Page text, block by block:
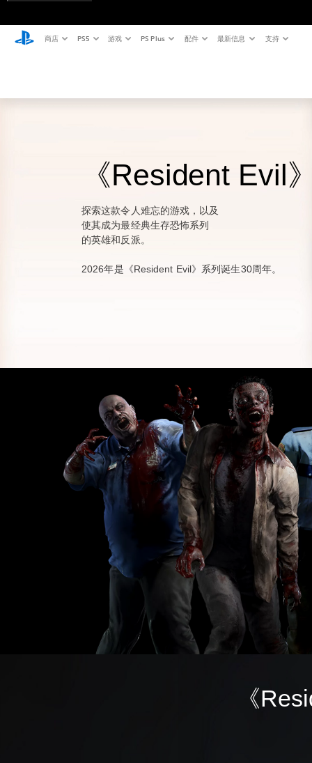
商店 PS5 游戏 PS Plus 配件 最新信息 支持
《Resident Evil
探索这款令人难忘的游戏，以及
使其成为最经典生存恐怖系列
的英雄和反派。
2026年是《Resident Evil》系列诞生30周年。
《